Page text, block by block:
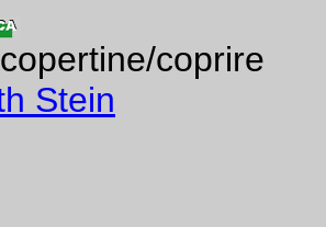
coprire
Stein